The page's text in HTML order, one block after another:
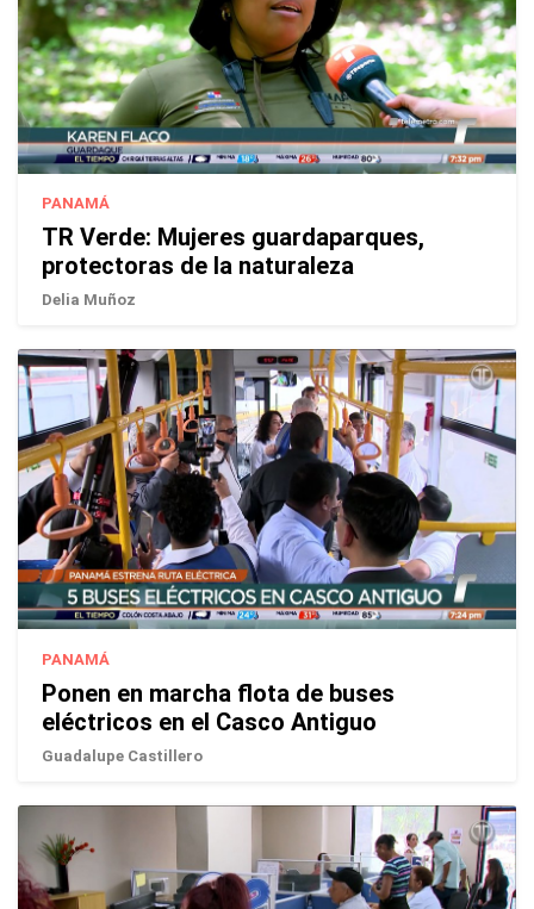
PANAMÁ
TR Verde: Mujeres guardaparques,
protectoras de la naturaleza
Delia Muñoz
PANAMÁ
Ponen en marcha flota de buses
eléctricos en el Casco Antiguo
Guadalupe Castillero